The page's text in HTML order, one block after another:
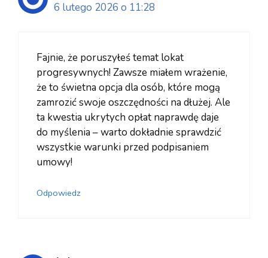
6 lutego 2026 o 11:28
Fajnie, że poruszyłeś temat lokat
progresywnych! Zawsze miałem wrażenie,
że to świetna opcja dla osób, które mogą
zamrozić swoje oszczędności na dłużej. Ale
ta kwestia ukrytych opłat naprawdę daje
do myślenia – warto dokładnie sprawdzić
wszystkie warunki przed podpisaniem
umowy!
Odpowiedz